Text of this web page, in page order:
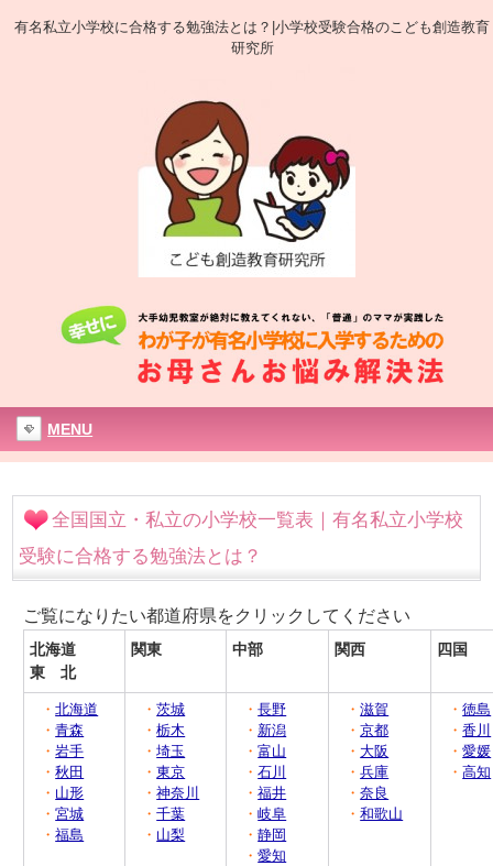
有名私立小学校に合格する勉強法とは？|小学校受験合格のこども創造教育
研究所
MENU
全国国立・私立の小学校一覧表｜有名私立小学校
受験に合格する勉強法とは？
ご覧になりたい都道府県をクリックしてください
北海道
東 北
関東 中部 関西 四国
・北海道
・青森
・岩手
・秋田
・ 山形
・宮城
・福島
・茨城
・栃木
・埼玉
・東京
・神奈川
・千葉
・ 山梨
・長野
・ 新潟
・富山
・石川
・福井
・岐阜
・静岡
・愛知
・滋賀
・京都
・ 大阪
・兵庫
・奈良
・和歌山
・徳島
・香川
・愛媛
・高知